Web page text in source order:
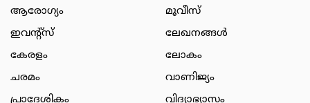
ആരോഗ്യം
ഇവന്റ്സ്
കേരളം
ചരമം
പ്രാദേശികം
മൂവീസ്
ലേഖനങ്ങള്‍
ലോകം
വാണിജ്യം
വിദ്യാഭ്യാസം